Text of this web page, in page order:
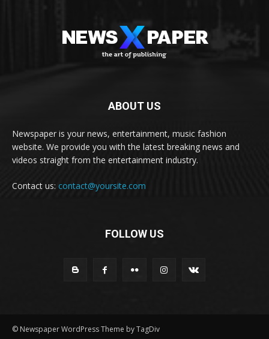
ABOUT US
Newspaper is your news, entertainment, music fashion
website. We provide you with the latest breaking news and
videos straight from the entertainment industry.
Contact us: contact@yoursite.com
FOLLOW US
© Newspaper WordPress Theme by TagDiv